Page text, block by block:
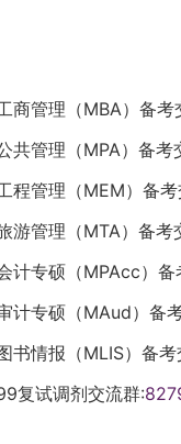
商管理（MBA）备考
共管理（MPA）备考
程管理（MEM）备考
游管理（MTA）备考
计专硕（MPAcc）备
计专硕（MAud）备
书情报（MLIS）备考
复试调剂交流群: